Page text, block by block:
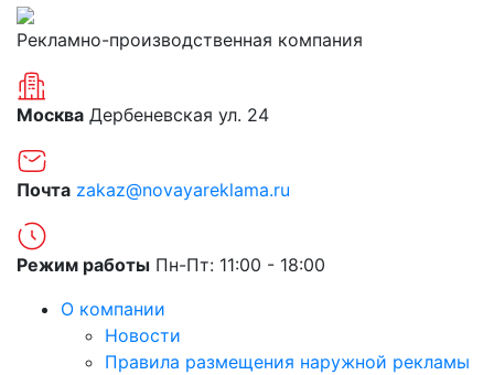
Рекламно-производственная компания
Москва Дербеневская ул. 24
Почта zakaz@novayareklama.ru
Режим работы Пн-Пт: 11:00 - 18:00
О компании
Новости
Правила размещения наружной рекламы